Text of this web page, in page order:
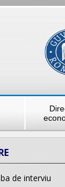
de interviu